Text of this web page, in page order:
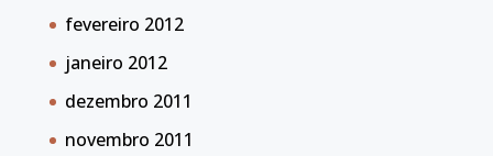
fevereiro 2012
janeiro 2012
dezembro 2011
novembro 2011